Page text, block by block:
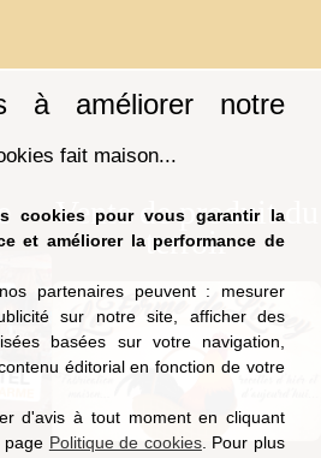
à améliorer notre
fait maison...
cookies pour vous garantir la
et améliorer la performance de
partenaires peuvent : mesurer
sur notre site, afficher des
basées sur votre navigation,
éditorial en fonction de votre
d'avis à tout moment en cliquant
page Politique de cookies. Pour plus
Vente de produit du
terroir